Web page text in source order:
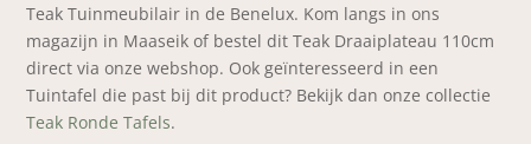
Teak Tuinmeubilair in de Benelux. Kom langs in ons
magazijn in Maaseik of bestel dit Teak Draaiplateau 110cm
direct via onze webshop. Ook geïnteresseerd in een
Tuintafel die past bij dit product? Bekijk dan onze collectie
Teak Ronde Tafels.